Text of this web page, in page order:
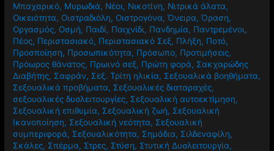
Μπαχαρικό, Μυρωδιά, Νέοι, Νικοτίνη, Νιτρικά άλατα,
Οικειότητα, Οιστραδιόλη, Οιστρογόνα,Όνειρα,Όραση,
Οργασμός, Οσμή, Παιδί, Παιχνίδι, Πανδημία, Παντρεμένοι,
Πέος, Περιστασιακό, Περιστασιακό Σεξ, Πλήξη, Ποτό,
Προσποίηση, Προσωπικότητα, Πρόσωπο, Προτιμήσεις,
Πρόωρος θάνατος, Πρωινό σεξ, Πρώτη φορά, Σακχαρώδης
Διαβήτης, Σαφράν, Σεξ. Τρίτη ηλικία, Σεξουαλικά βοηθήματα,
Σεξουαλικά προβήματα, Σεξουαλικές διαταραχές,
σεξουαλικές δυσλειτουργίες, Σεξουαλική αυτοεκτίμηση,
Σεξουαλική επιθυμία, Σεξουαλική ζωή, Σεξουαλική
Ικανοποίηση, Σεξουαλική νεότητα, Σεξουαλική
συμπεριφορά, Σεξουαλικότητα, Σημάδια, Σιλδεναφίλη,
Σκάλες, Σπέρμα, Στρες, Στύση, Στυτική Δυσλειτουργία,